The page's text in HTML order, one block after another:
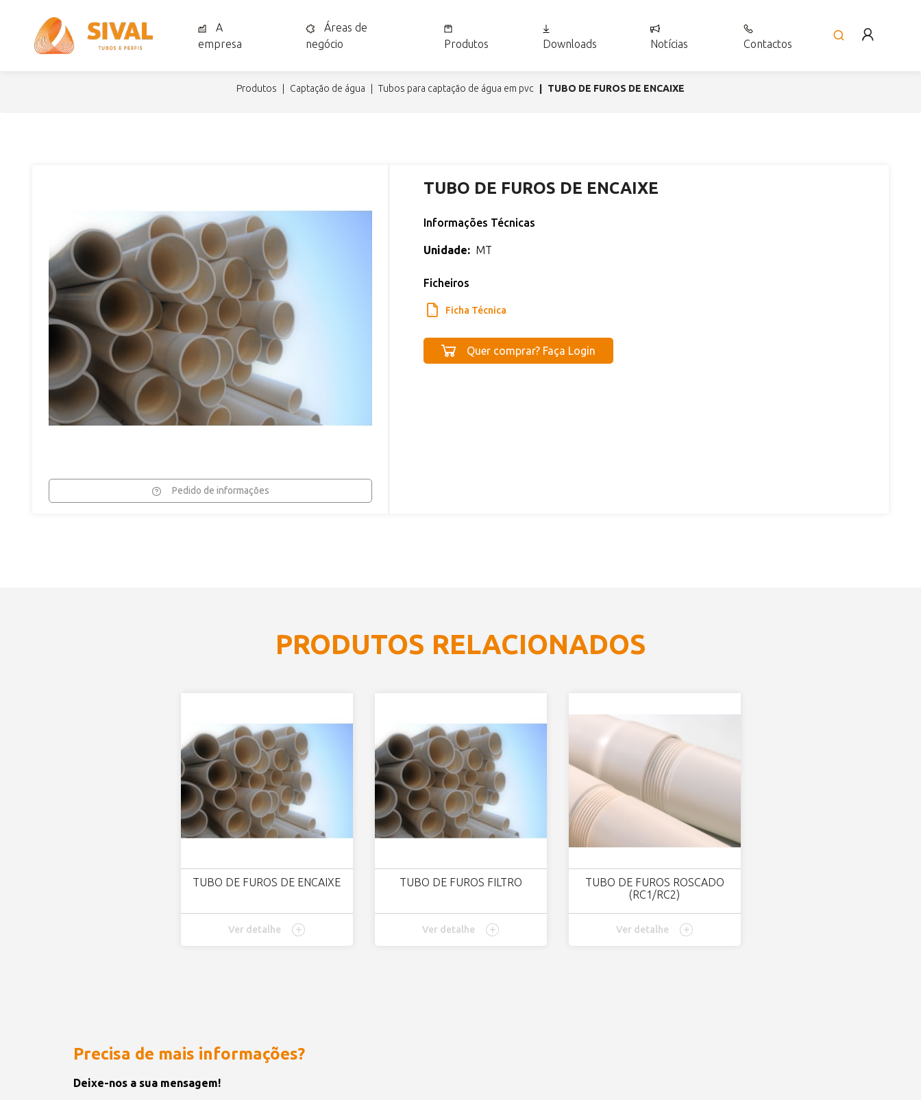
A
empresa
Áreas de
negócio
Produtos Downloads Notícias Contactos
produtos captação de água tubos para captação de água em pvc TUBO DE FUROS DE ENCAIXE
Pedido de informações
TUBO DE FUROS DE ENCAIXE
Informações Técnicas
Unidade: MT
Ficheiros
Ficha Técnica
Quer comprar? Faça Login
PRODUTOS RELACIONADOS
TUBO DE FUROS DE ENCAIXE
Ver detalhe
TUBO DE FUROS FILTRO
Ver detalhe
TUBO DE FUROS ROSCADO
(RC1/RC2)
Ver detalhe
Precisa de mais informações?
Deixe-nos a sua mensagem!